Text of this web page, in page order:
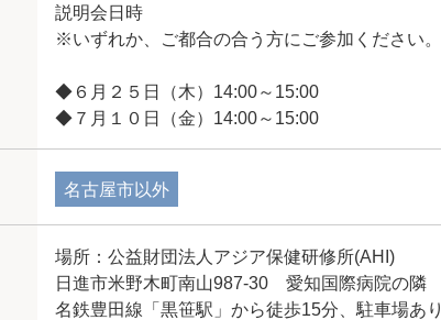
説明会日時
※いずれか、ご都合の合う方にご参加ください。
◆６月２５日（木）14:00～15:00
◆７月１０日（金）14:00～15:00
名古屋市以外
場所：公益財団法人アジア保健研修所(AHI)
日進市米野木町南山987-30 愛知国際病院の隣
名鉄豊田線「黒笹駅」から徒歩15分、駐車場あり